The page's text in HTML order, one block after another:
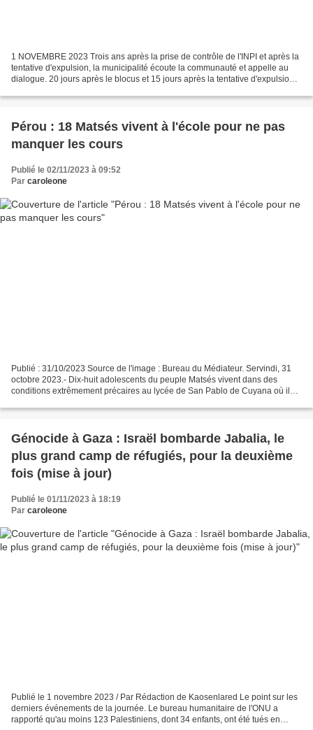
1 NOVEMBRE 2023 Trois ans après la prise de contrôle de l'INPI et après la
tentative d'expulsion, la municipalité écoute la communauté et appelle au
dialogue. 20 jours après le blocus et 15 jours après la tentative d'expulsion
Pérou : 18 Matsés vivent à l'école pour ne pas
manquer les cours
Publié le 02/11/2023 à 09:52
Par caroleone
Publié : 31/10/2023 Source de l'image : Bureau du Médiateur. Servindi, 31
octobre 2023.- Dix-huit adolescents du peuple Matsés vivent dans des
conditions extrêmement précaires au lycée de San Pablo de Cuyana où ils
Génocide à Gaza : Israël bombarde Jabalia, le
plus grand camp de réfugiés, pour la deuxième
fois (mise à jour)
Publié le 01/11/2023 à 18:19
Par caroleone
Publié le 1 novembre 2023 / Par Rédaction de Kaosenlared Le point sur les
derniers événements de la journée. Le bureau humanitaire de l'ONU a
rapporté qu'au moins 123 Palestiniens, dont 34 enfants, ont été tués en